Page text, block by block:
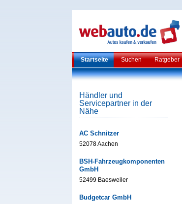
Startseite Suchen Ratgeber
Händler und
Servicepartner in der
Nähe
AC Schnitzer
52078 Aachen
BSH-Fahrzeugkomponenten
GmbH
52499 Baesweiler
Budgetcar GmbH